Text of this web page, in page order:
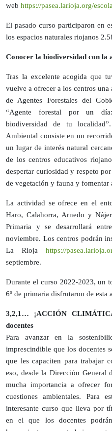
web https://pasea.larioja.org/
El pasado curso participaron en
los espacios naturales riojanos
Conocer la biodiversidad con la
Tras la excelente acogida que
vuelve a ofrecer a los centros
de Agentes Forestales del
“Agente forestal por un
biodiversidad de tu
Ambiental consiste en un
un lugar de interés natural
de los centros educativos
despertar curiosidad y respeto
de vegetación y fauna y fomentar
La actividad se ofrece en el
Haro, Calahorra, Arnedo y
Primaria y se desarrollará
noviembre. Los centros podrán
La Rioja https://
septiembre.
Durante el curso 2022-2023, un
6º de primaria disfrutaron de esta
3,2,1… ¡ACCIÓN
docentes
Para avanzar en la
imprescindible que los docentes
que les capaciten para trabajar
eso, desde la Dirección General
mucha importancia a ofrecer
cuestiones ambientales. Para
interesante curso que lleva por
en el que los docentes